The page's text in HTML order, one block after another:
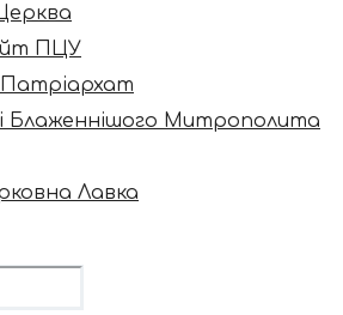
ПЦУ
Патріархат
Блаженнішого Митрополита
Лавка